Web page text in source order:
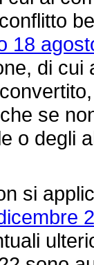
18
di
se
o degli
si